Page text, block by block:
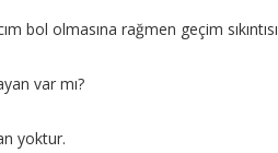
bol olmasına rağmen geçim
var mı?
yoktur.